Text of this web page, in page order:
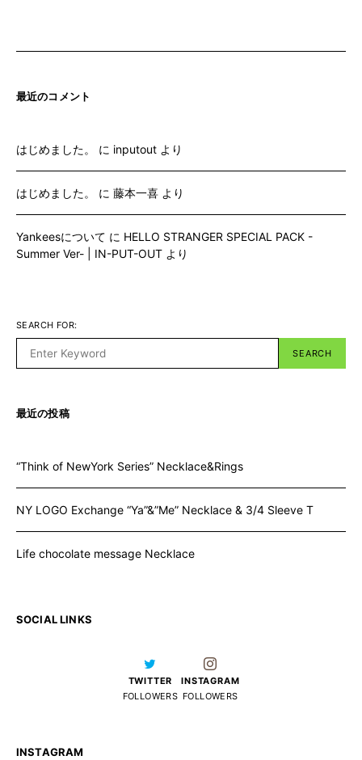
最近のコメント
はじめました。 に inputout より
はじめました。 に 藤本一喜 より
Yankeesについて に HELLO STRANGER SPECIAL PACK -
Summer Ver- | IN-PUT-OUT より
SEARCH FOR:
SEARCH
最近の投稿
“Think of NewYork Series” Necklace&Rings
NY LOGO Exchange “Ya”&”Me” Necklace & 3/4 Sleeve T
Life chocolate message Necklace
SOCIAL LINKS
TWITTER
FOLLOWERS
INSTAGRAM
FOLLOWERS
INSTAGRAM